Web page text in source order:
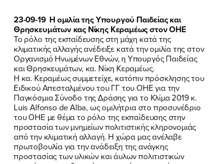
23-09-19 Η ομιλία της Υπουργού Παιδείας και
Θρησκευμάτων κας Νίκης Κεραμέως στον ΟΗΕ
Το ρόλο της εκπαίδευσης στη μάχη κατά της
κλιματικής αλλαγής ανέδειξε κατά την ομιλία της στον
Οργανισμό Ηνωμένων Εθνών, η Υπουργός Παιδείας
και Θρησκευμάτων, κα. Νίκη Κεραμέως.
Η κα. Κεραμέως συμμετείχε, κατόπιν πρόσκλησης του
Ειδικού Απεσταλμένου του ΓΓ του ΟΗΕ για την
Παγκόσμια Σύνοδο της Δράσης για το Κλίμα 2019 κ.
Luis Alfonso de Alba, ως ομιλήτρια στο προσυνέδριο
του ΟΗΕ με θέμα το ρόλο της εκπαίδευσης στην
προστασία των μνημείων πολιτιστικής κληρονομιάς
από την κλιματική αλλαγή. Η χώρα μας ανέλαβε
πρωτοβουλία για την ανάδειξη της ανάγκης
προστασίας των υλικών και άυλων πολιτιστικών
Δεδομένων
και τους τους
Όρους
Χρήσηςτου δικτυακού τόπου του
Πολιτικού Γραφείου της Βουλευτού
Νίκης Κεραμέως
ΥΠΟΒΟΛΗ
Δεδομένων
και τους τους
Όρους
Χρήσηςτου δικτυακού τόπου του
Πολιτικού Γραφείου της Βουλευτού
Νίκης Κεραμέως
ΥΠΟΒΟΛΗ